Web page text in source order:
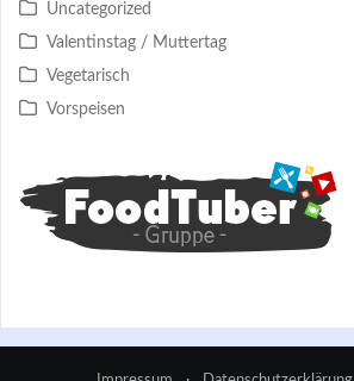
Uncategorized
Valentinstag / Muttertag
Vegetarisch
Vorspeisen